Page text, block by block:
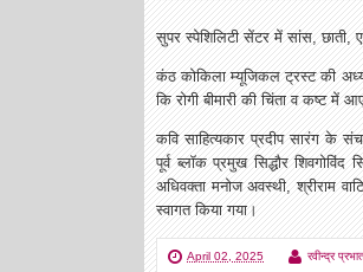
सुपर स्पेशिलिटी सेंटर में सांस, छाती,
कंठ कोकिला म्यूजिकल ट्रस्ट की
कि रोगी बीमारी की चिंता व कष्ट में
कवि साहित्यकार प्रदीप सारंग के
पूर्व ब्लॉक प्रमुख सिद्धौर शिवगोविंद
अधिवक्ता मनोज अवस्थी, श्रीराम
स्वागत किया गया।
April 02, 2025 रवीन्द्र